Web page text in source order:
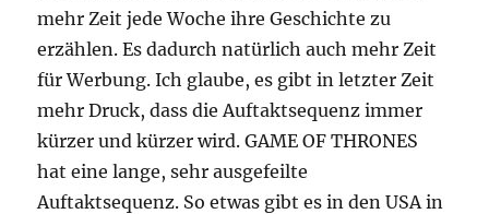
mehr Zeit jede Woche ihre Geschichte zu
erzählen. Es dadurch natürlich auch mehr Zeit
für Werbung. Ich glaube, es gibt in letzter Zeit
mehr Druck, dass die Auftaktsequenz immer
kürzer und kürzer wird. GAME OF THRONES
hat eine lange, sehr ausgefeilte
Auftaktsequenz. So etwas gibt es in den USA in